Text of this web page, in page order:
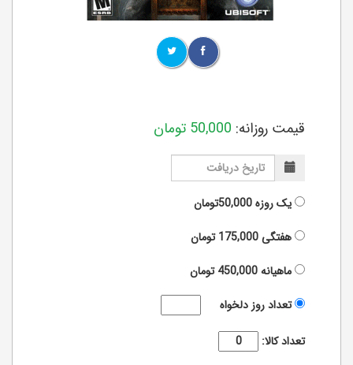
قیمت روزانه: 50,000 تومان
یک روزه50,000تومان
هفتگی175,000تومان
ماهیانه450,000تومان
تعداد روز دلخواه
تعداد کالا: